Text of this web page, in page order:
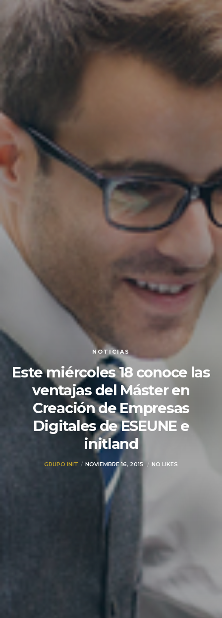
NOTICIAS
Este miércoles 18 conoce las
ventajas del Máster en
Creación de Empresas
Digitales de ESEUNE e
initland
GRUPO INIT NOVIEMBRE 16, 2015 NO LIKES